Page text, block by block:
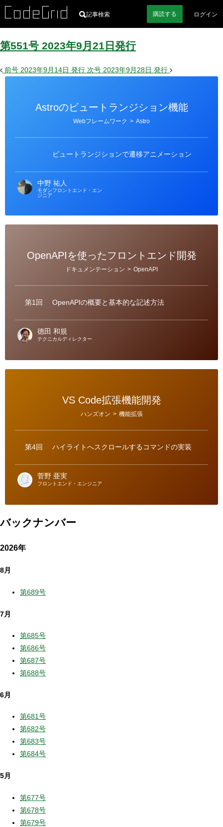
記事検索 購読する ログイン
第551号 2023年9 月 21 日 発行
前号 2023年9月14日 発行 次号 2023年9月28日 発行
Astroのビュートランジション機能
Webフレームワーク > Astro
ビュートランジションで遷移アニメーション
中野 祐人
モダンフロントエンド・エン
ジニア
OpenAPIを使ったフロントエンド開発
ドキュメンテーション > OpenAPI
第1回 OpenAPIの概要と基本的な記述方法
德田 和規
テクニカルディレクター
VS Code拡張機能開発
ハンズオン > 機能拡張
第4回 ハイライトへスクロールするコマンドの実装
菅野 亜実
フロントエンド・エンジニア
バックナンバー
2026年
8月
第689号
7月
第685号
第686号
第687号
第688号
6月
第681号
第682号
第683号
第684号
5月
第677号
第678号
第679号